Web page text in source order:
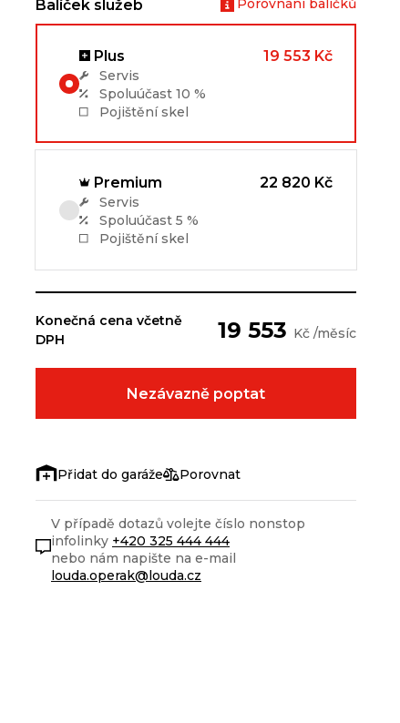
Balíček služeb Porovnání balíčků
Plus 19 553 Kč
Servis
Spoluúčast 10 %
Pojištění skel
Premium 22 820 Kč
Servis
Spoluúčast 5 %
Pojištění skel
Konečná cena včetně
DPH
19 553 Kč /měsíc
Nezávazně poptat
Porovnat
V případě dotazů volejte číslo nonstop
infolinky +420 325 444 444
nebo nám napište na e-mail
louda.operak@louda.cz